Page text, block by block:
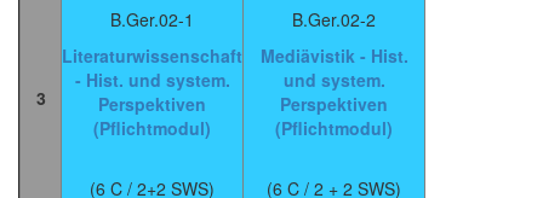
3
B.Ger.02-1
Literaturwissenschaft
- Hist. und system.
Perspektiven
(Pflichtmodul)
(6 C / 2+2 SWS)
B.Ger.02-2
Mediävistik - Hist.
und system.
Perspektiven
(Pflichtmodul)
(6 C / 2 + 2 SWS)